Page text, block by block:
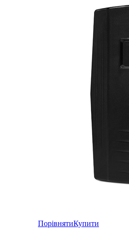
ПорівнятиКупити